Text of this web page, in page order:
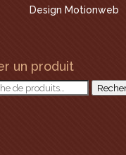
Design Motionweb
un produit